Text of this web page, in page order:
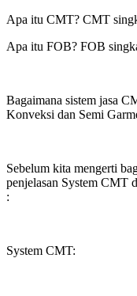
Apa itu CMT? CMT
Apa itu FOB? FOB
Bagaimana sistem jasa
Konveksi dan Semi
Sebelum kita mengerti
penjelasan System CMT
:
System CMT: